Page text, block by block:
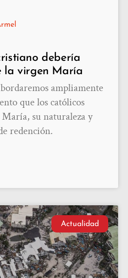
debería
la virgen María
ampliamente
que los católicos
su naturaleza y
redención.
Actualidad